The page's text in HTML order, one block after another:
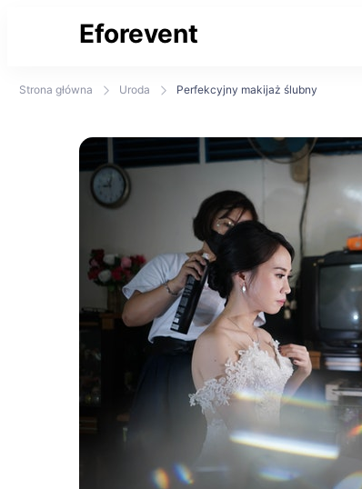
Eforevent
Strona główna Uroda Perfekcyjny makijaż ślubny